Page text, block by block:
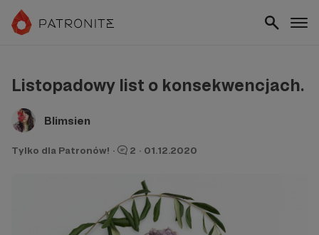
Listopadowy list o konsekwencjach.
Blimsien
Tylko dla Patronów! · 2 · 01.12.2020